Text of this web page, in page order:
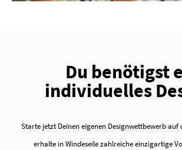
Du benötigst
individuelles
Starte jetzt Deinen eigenen Designwettbewerb auf
erhalte in Windeseile zahlreiche einzigartige